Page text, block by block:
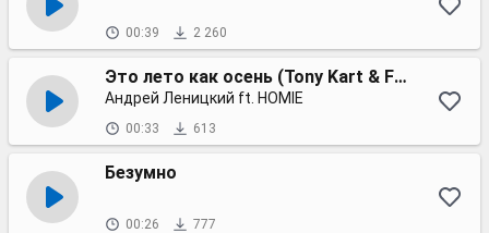
00:39 2 260
Это лето как осень (Tony Kart & Fresh Night remix)
Андрей Леницкий ft. HOMIE
00:33 613
Безумно
00:26 777